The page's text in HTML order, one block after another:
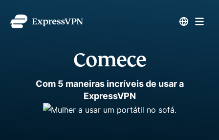
Comece
Com 5 maneiras incríveis de usar a
ExpressVPN